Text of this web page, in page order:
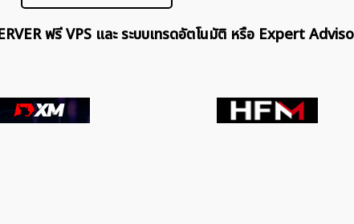
ฟรี VPS และ ระบบเทรดอัตโนมัติ หรือ Expert